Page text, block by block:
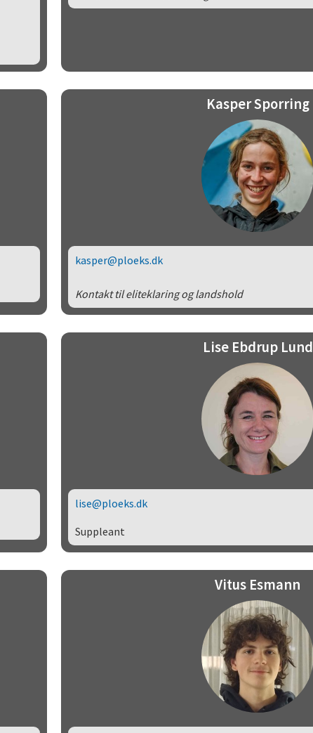
Kasper Sporring
kasper@ploeks.dk
Kontakt til eliteklaring og landshold
Lise Ebdrup Lund
lise@ploeks.dk
Suppleant
Vitus Esmann